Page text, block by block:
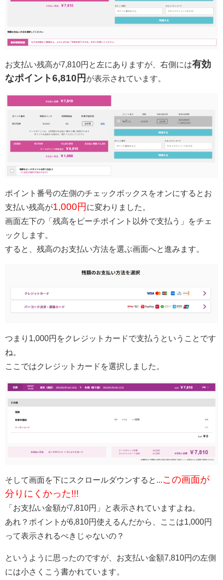
お支払い残高が7,810円と左にありますが、右側には有効
なポイント6,810円 が表示されています。
ポイント番号の左側のチェックボックスをオンにするとお
支払い残高が1,000円 に変わりました。
画面左下の「残高をピーチポイント以外で支払う」をチェ
ックします。
すると、残高のお支払い方法を選ぶ画面へと進みます。
つまり1,000円をクレジットカードで支払うということです
ね。
ここではクレジットカードを選択しました。
そして画面を下にスクロールダウンすると...
この画面が
分りにくかった!!!
「お支払い金額が7,810円」と表示されていますよね。
あれ？ポイントが6,810円使えるんだから、ここは1,000円
って表示されるべきじゃないの？
というように思ったのですが、お支払い金額7,810円の左側
には小さくこう書かれています。